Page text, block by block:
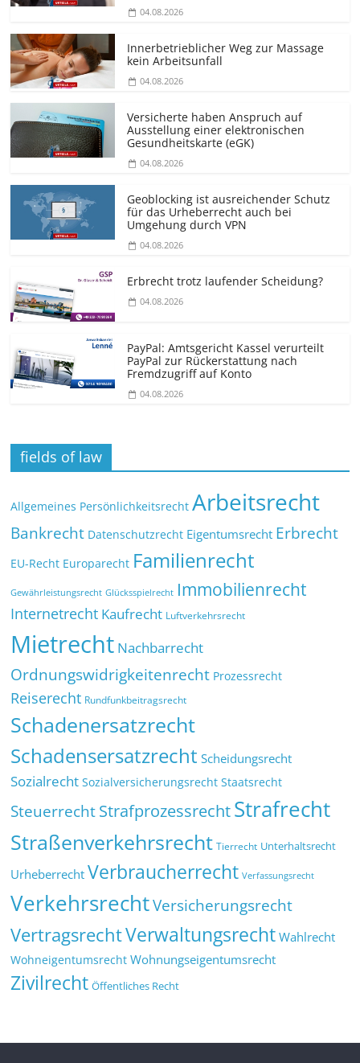
04.08.2026
Innerbetrieblicher Weg zur Massage
kein Arbeitsunfall
04.08.2026
Versicherte haben Anspruch auf
Ausstellung einer elektronischen
Gesundheitskarte (eGK)
04.08.2026
Geoblocking ist ausreichender Schutz
für das Urheberrecht auch bei
Umgehung durch VPN
04.08.2026
Erbrecht trotz laufender Scheidung?
04.08.2026
PayPal: Amtsgericht Kassel verurteilt
PayPal zur Rückerstattung nach
Fremdzugriff auf Konto
04.08.2026
fields of law
Allgemeines Persönlichkeitsrecht Arbeitsrecht
Bankrecht Datenschutzrecht Eigentumsrecht Erbrecht
EU-Recht Europarecht Familienrecht
Gewährleistungsrecht Glücksspielrecht Immobilienrecht
Internetrecht Kaufrecht Luftverkehrsrecht
Mietrecht Nachbarrecht
Ordnungswidrigkeitenrecht Prozessrecht
Reiserecht Rundfunkbeitragsrecht
Schadenersatzrecht
Schadensersatzrecht Scheidungsrecht
Sozialrecht Sozialversicherungsrecht Staatsrecht
SteuerrechtStrafprozessrechtStrafrecht
Straßenverkehrsrecht Tierrecht Unterhaltsrecht
Urheberrecht Verbraucherrecht Verfassungsrecht
VerkehrsrechtVersicherungsrecht
VertragsrechtVerwaltungsrecht Wahlrecht
Wohneigentumsrecht Wohnungseigentumsrecht
Zivilrecht Öffentliches Recht